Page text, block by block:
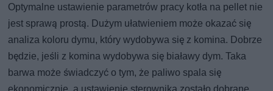
Optymalne ustawienie parametrów pracy kotła na pellet nie
jest sprawą prostą. Dużym ułatwieniem może okazać się
analiza koloru dymu, który wydobywa się z komina. Dobrze
będzie, jeśli z komina wydobywa się białawy dym. Taka
barwa może świadczyć o tym, że paliwo spala się